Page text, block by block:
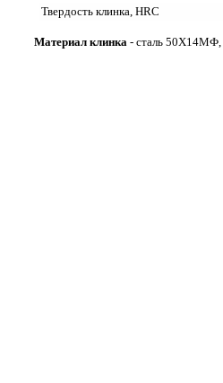
Твердость клинка, HRС
Материал клинка - сталь 50Х14МФ,